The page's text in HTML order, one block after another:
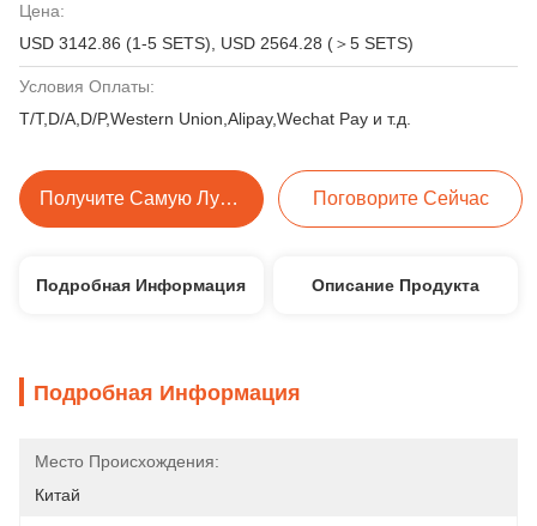
Цена:
USD 3142.86 (1-5 SETS), USD 2564.28 (＞5 SETS)
Условия Оплаты:
T/T,D/A,D/P,Western Union,Alipay,Wechat Pay и т.д.
Получите Самую Лучшую Цену Поговорите Сейчас
Подробная Информация Описание Продукта
Подробная Информация
Место Происхождения:
Китай